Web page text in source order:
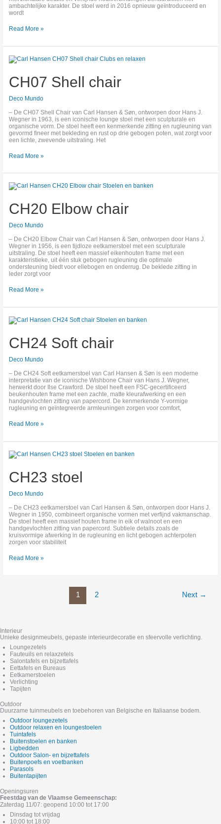
ambachtelijke karakter. De stoel werd in 2016 opnieuw geïntroduceerd en
wordt
Read More »
CH07 Shell chair
Deco Mundo
– De CH07 Shell Chair van Carl Hansen & Søn, ontworpen door Hans J.
Wegner in 1963, is een iconische lounge stoel met een sculpturale en
organische vorm. De stoel heeft een kenmerkende zitting en rugleuning van
gevormd fineer met bekleding en rust op drie gebogen poten, wat zorgt voor
een lichte, zwevende uitstraling. Het
CH07
Shell
Read More »
CH20 Elbow chair
Deco Mundo
– De CH20 Elbow Chair van Carl Hansen & Søn, ontworpen door Hans J.
Wegner in 1956, is een tijdloze eetkamerstoel met een sculpturale
uitstraling. De stoel heeft een massief eikenhouten frame met een
karakteristieke, uit één stuk gebogen rugleuning die optimale
ondersteuning biedt voor ellebogen en onderrug. De beklede zitting in
leder zorgt voor
CH20
Elbow
Read More »
CH24 Soft chair
Deco Mundo
– De CH24 Soft eetkamerstoel van Carl Hansen & Søn is een moderne
interpretatie van de iconische Wishbone Chair van Hans J. Wegner,
herwerkt door Ilse Crawford. De stoel heeft een FSC-gecertificeerd
beukenhouten frame met een zachte, matte kleurafwerking en een
handgevlochten zitting van papercord. De kenmerkende Y-vormige
rugleuning en geïntegreerde armleuningen zorgen voor comfort,
CH24
Soft
Read More »
CH23 stoel
Deco Mundo
– De CH23 eetkamerstoel van Carl Hansen & Søn, ontworpen door Hans J.
Wegner in 1950, combineert organische vormen met verfijnd vakmanschap.
De stoel heeft een massief houten frame in eik of walnoot en een
handgevlochten zitting van papercord. Subtiele details zoals de
kruisvormige afwerking in de rugleuning en licht gebogen achterpoten
zorgen voor stabiliteit
CH23
stoel
Read More »
1 2 Next →
Interieur
Unieke designmeubels, gepaste interieurdecoratie en sfeervolle verlichting.
Loungezetels
Fauteuils en relaxzetels
Salontafels en bijzettafels
Eettafels en Bureaus
Eetkamerstoelen
Verlichting
Tapijten
Outdoor
Duurzame tuinmeubels en toebehoren van Belgische en Italiaanse bodem.
Outdoor loungezetels
Outdoor relaxen en loungestoelen
Tuintafels
Buitenstoelen en banken
Ligbedden
Outdoor Salon- en bijzettafels
Buitenpoefs en voetbanken
Parasols
Buitentapijten
Openingsuren
Feestdag van de Vlaamse Gemeenschap:
Zaterdag 11/07: geopend 10:00 tot 17:00
Dinsdag tot vrijdag
10:00 tot 18:00